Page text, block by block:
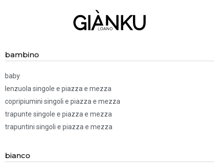
bambino
baby
lenzuola singole e piazza e mezza
copripiumini singoli e piazza e mezza
trapunte singole e piazza e mezza
trapuntini singoli e piazza e mezza
bianco